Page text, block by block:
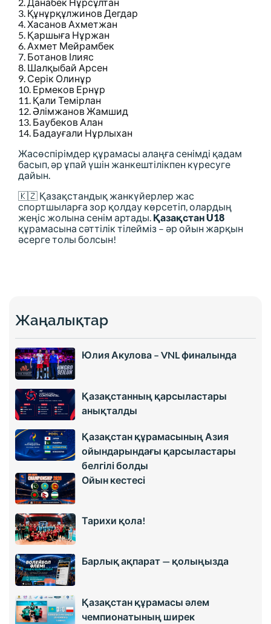
2. Данабек Нұрсұлтан
3. Құнұрқұлжинов Дегдар
4. Хасанов Ахметжан
5. Қаршыға Нұржан
6. Ахмет Мейрамбек
7. Ботанов Ілияс
8. Шалқыбай Арсен
9. Серік Олинұр
10. Ермеков Ернұр
11. Қали Темірлан
12. Әлімжанов Жамшид
13. Баубеков Алан
14. Бадауғали Нұрлыхан
Жасөспірімдер құрамасы алаңға сенімді қадам
басып, әр ұпай үшін жанкештілікпен күресуге
дайын.
🇰🇿 Қазақстандық жанкүйерлер жас
спортшыларға зор қолдау көрсетіп, олардың
жеңіс жолына сенім артады. Қазақстан U18
құрамасына сәттілік тілейміз – әр ойын жарқын
әсерге толы болсын!
Жаңалықтар
Юлия Акулова – VNL финалында
Қазақстанның қарсыластары
анықталды
Қазақстан құрамасының Азия
ойындарындағы қарсыластары
белгілі болды
Ойын кестесі
Тарихи қола!
Барлық ақпарат — қолыңызда
Қазақстан құрамасы әлем
чемпионатының ширек